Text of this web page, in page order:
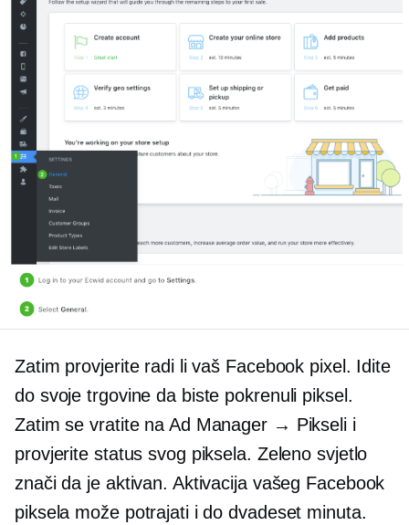
Zatim provjerite radi li vaš Facebook pixel. Idite
do svoje trgovine da biste pokrenuli piksel.
Zatim se vratite na Ad Manager → Pikseli i
provjerite status svog piksela. Zeleno svjetlo
znači da je aktivan. Aktivacija vašeg Facebook
piksela može potrajati i do dvadeset minuta.